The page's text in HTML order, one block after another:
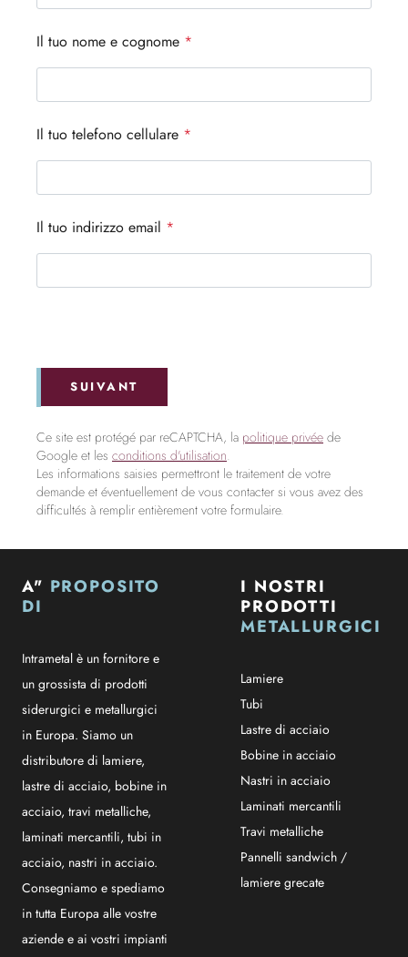
Il tuo nome e cognome *
Il tuo telefono cellulare *
Il tuo indirizzo email *
SUIVANT
Ce site est protégé par reCAPTCHA, la politique privée de
Google et les conditions d'utilisation.
Les informations saisies permettront le traitement de votre
demande et éventuellement de vous contacter si vous avez des
difficultés à remplir entièrement votre formulaire.
A" PROPOSITO
DI
Intrametal è un fornitore e
un grossista di prodotti
siderurgici e metallurgici
in Europa. Siamo un
distributore di lamiere,
lastre di acciaio, bobine in
acciaio, travi metalliche,
laminati mercantili, tubi in
acciaio, nastri in acciaio.
Consegniamo e spediamo
in tutta Europa alle vostre
aziende e ai vostri impianti
I NOSTRI
PRODOTTI
METALLURGICI
Lamiere
Tubi
Lastre di acciaio
Bobine in acciaio
Nastri in acciaio
Laminati mercantili
Travi metalliche
Pannelli sandwich /
lamiere grecate